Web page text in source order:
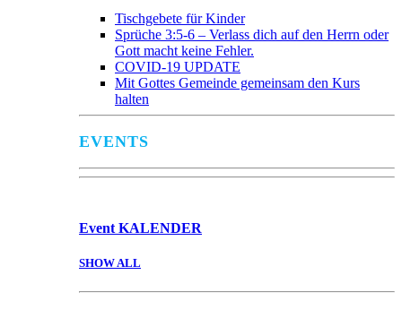
Tischgebete für Kinder
Sprüche 3:5-6 – Verlass dich auf den Herrn oder
Gott macht keine Fehler.
COVID-19 UPDATE
Mit Gottes Gemeinde gemeinsam den Kurs
halten
EVENTS
Event KALENDER
SHOW ALL